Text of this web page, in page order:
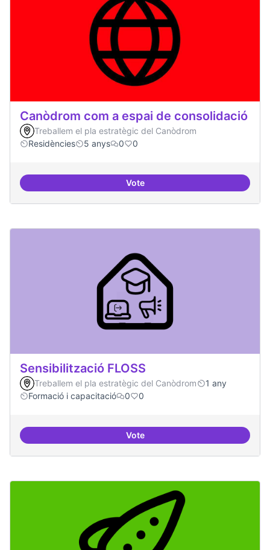
Canòdrom com a espai de consolidació
Treballem el pla estratègic del Canòdrom
Residències
5 anys 0 0
VoteCanòdrom com a espai de
Sensibilització FLOSS
Treballem el pla estratègic del Canòdrom
1 any
Formació i capacitació
0 0
VoteSensibilització FLOSS